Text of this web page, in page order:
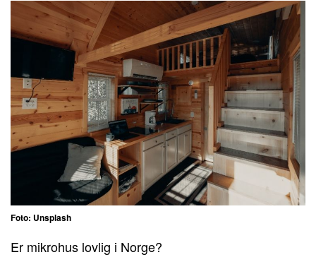
Foto: Unsplash
Er mikrohus lovlig i Norge?